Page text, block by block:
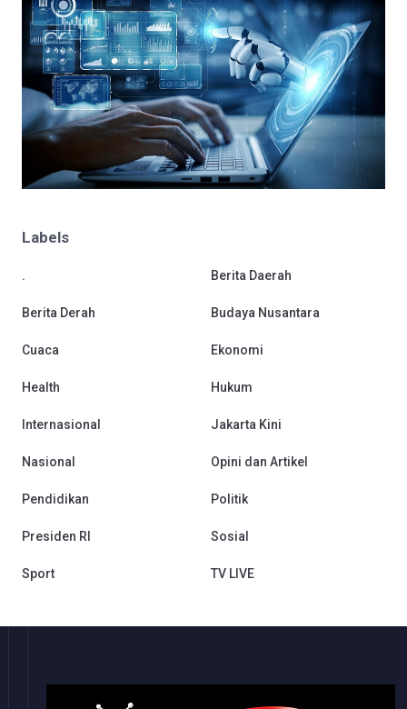
Labels
. Berita Daerah
Berita Derah Budaya Nusantara
Cuaca Ekonomi
Health Hukum
Internasional Jakarta Kini
Nasional Opini dan Artikel
Pendidikan Politik
Presiden RI Sosial
Sport TV LIVE